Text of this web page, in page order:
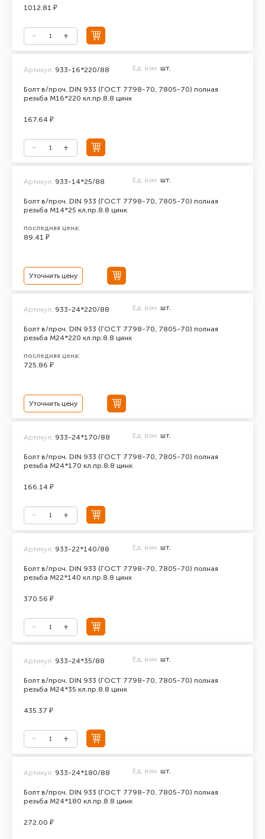
1012.81 ₽
Болт в/проч. DIN 933 (ГОСТ 7798-70, 7805-70) полная
резьба М16*220 кл.пр.8.8 цинк
Артикул: 933-16*220/88 Ед. изм. шт.
167.64 ₽
Болт в/проч. DIN 933 (ГОСТ 7798-70, 7805-70) полная
резьба М14*25 кл.пр.8.8 цинк
Артикул: 933-14*25/88 Ед. изм. шт.
последняя цена:
89.41 ₽
Уточнить цену
Болт в/проч. DIN 933 (ГОСТ 7798-70, 7805-70) полная
резьба М24*220 кл.пр.8.8 цинк
Артикул: 933-24*220/88 Ед. изм. шт.
последняя цена:
725.86 ₽
Уточнить цену
Болт в/проч. DIN 933 (ГОСТ 7798-70, 7805-70) полная
резьба М24*170 кл.пр.8.8 цинк
Артикул: 933-24*170/88 Ед. изм. шт.
166.14 ₽
Болт в/проч. DIN 933 (ГОСТ 7798-70, 7805-70) полная
резьба М22*140 кл.пр.8.8 цинк
Артикул: 933-22*140/88 Ед. изм. шт.
370.56 ₽
Болт в/проч. DIN 933 (ГОСТ 7798-70, 7805-70) полная
резьба М24*35 кл.пр.8.8 цинк
Артикул: 933-24*35/88 Ед. изм. шт.
435.37 ₽
Болт в/проч. DIN 933 (ГОСТ 7798-70, 7805-70) полная
резьба М24*180 кл.пр.8.8 цинк
Артикул: 933-24*180/88 Ед. изм. шт.
272.00 ₽